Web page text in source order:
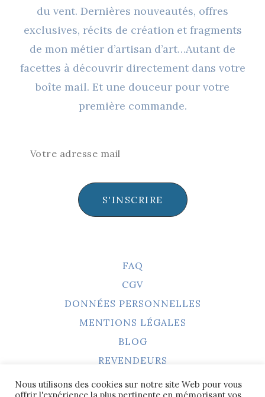
du vent. Dernières nouveautés, offres
exclusives, récits de création et fragments
de mon métier d’artisan d’art…Autant de
facettes à découvrir directement dans votre
boîte mail. Et une douceur pour votre
première commande.
S'INSCRIRE
FAQ
CGV
DONNÉES PERSONNELLES
MENTIONS LÉGALES
BLOG
REVENDEURS
Nous utilisons des cookies sur notre site Web pour vous